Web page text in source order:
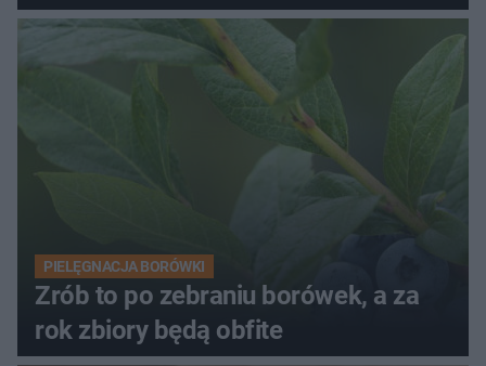
PIELĘGNACJA BORÓWKI
Zrób to po zebraniu borówek, a za
rok zbiory będą obfite